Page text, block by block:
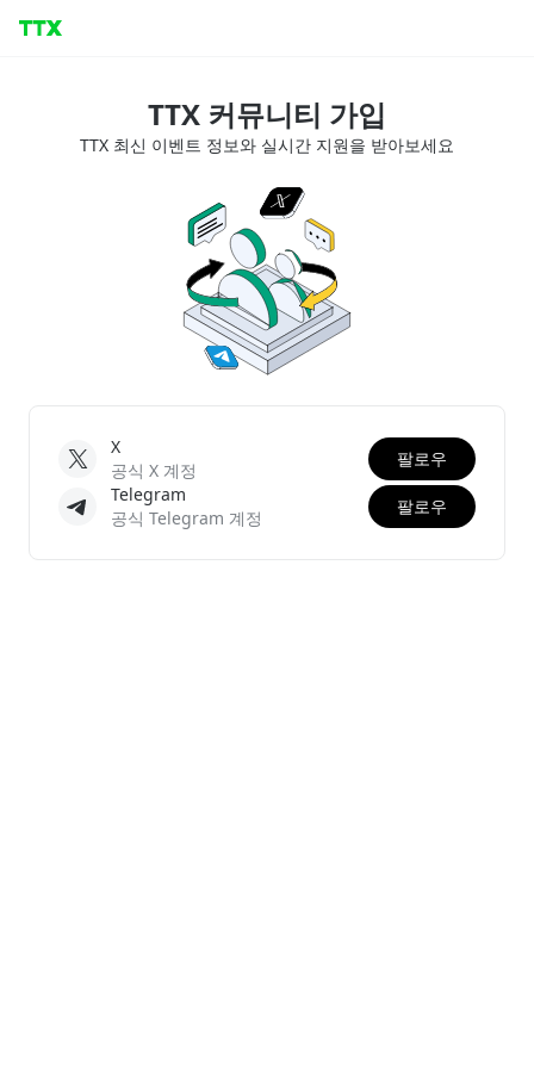
TTX 커뮤니티 가입
TTX 최신 이벤트 정보와 실시간 지원을 받아보세요
X
공식 X 계정
팔로우
Telegram
공식 Telegram 계정
팔로우